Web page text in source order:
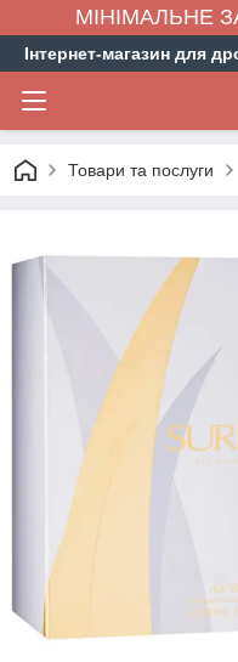
МІНІМАЛЬНЕ
Інтернет-магазин для
Товари та послуги